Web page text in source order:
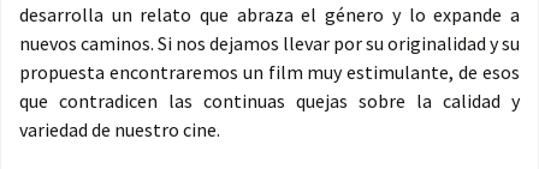
desarrolla un relato que abraza el género y lo expande a
nuevos caminos. Si nos dejamos llevar por su originalidad y su
propuesta encontraremos un film muy estimulante, de esos
que contradicen las continuas quejas sobre la calidad y
variedad de nuestro cine.